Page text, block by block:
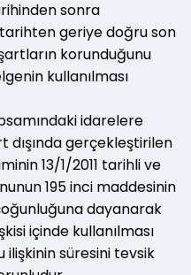
sonra
geriye doğru son
korunduğunu
kullanılması
idarelere
dışında gerçekleştirilen
13/1/2011 tarihli ve
195 inci maddesinin
dayanarak
içinde kullanılması
ilişkinin süresini tevsik